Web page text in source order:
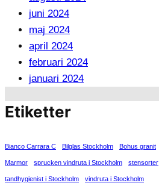
juni 2024
maj 2024
april 2024
februari 2024
januari 2024
Etiketter
Bianco Carrara C Bilglas Stockholm Bohus granit
Marmor sprucken vindruta i Stockholm stensorter
tandhygienist i Stockholm vindruta i Stockholm